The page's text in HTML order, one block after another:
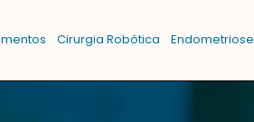
Cirurgia Robótica Endometriose